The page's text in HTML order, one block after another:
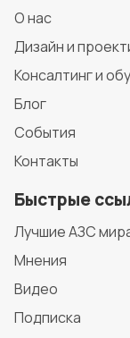
О нас
Дизайн и
Консалтинг и
Блог
События
Контакты
Быстрые
Лучшие АЗС
Мнения
Видео
Подписка